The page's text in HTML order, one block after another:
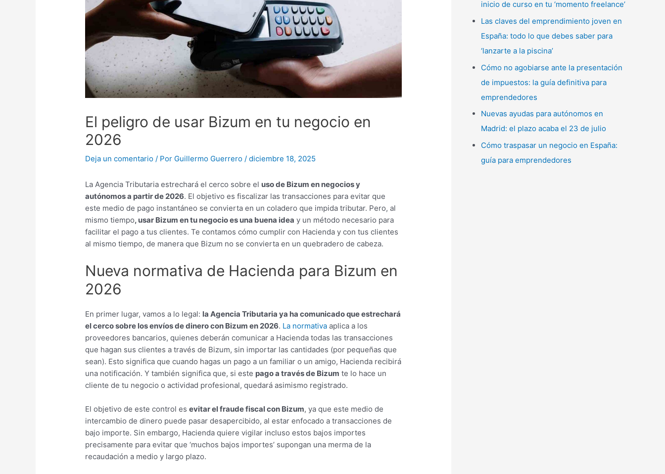
El peligro de usar Bizum en tu negocio en
2026
Deja un comentario / Por Guillermo Guerrero/diciembre 18, 2025
La Agencia Tributaria estrechará el cerco sobre el uso de Bizum en negocios y
autónomos a partir de 2026. El objetivo es fiscalizar las transacciones para evitar que
este medio de pago instantáneo se convierta en un coladero que impida tributar. Pero, al
mismo tiempo, usar Bizum en tu negocio es una buena idea y un método necesario para
facilitar el pago a tus clientes. Te contamos cómo cumplir con Hacienda y con tus clientes
al mismo tiempo, de manera que Bizum no se convierta en un quebradero de cabeza.
Nueva normativa de Hacienda para Bizum en
2026
En primer lugar, vamos a lo legal: la Agencia Tributaria ya ha comunicado que estrechará
el cerco sobre los envíos de dinero con Bizum en 2026. La normativa aplica a los
proveedores bancarios, quienes deberán comunicar a Hacienda todas las transacciones
que hagan sus clientes a través de Bizum, sin importar las cantidades (por pequeñas que
sean). Esto significa que cuando hagas un pago a un familiar o un amigo, Hacienda recibirá
una notificación. Y también significa que, si este pago a través de Bizum te lo hace un
cliente de tu negocio o actividad profesional, quedará asimismo registrado.
El objetivo de este control esevitar el fraude fiscal con Bizum, ya que este medio de
intercambio de dinero puede pasar desapercibido, al estar enfocado a transacciones de
bajo importe. Sin embargo, Hacienda quiere vigilar incluso estos bajos importes
precisamente para evitar que ‘muchos bajos importes’ supongan una merma de la
recaudación a medio y largo plazo.
o
r
inicio de curso en tu ‘momento freelance’
Las claves del emprendimiento joven en
España: todo lo que debes saber para
‘lanzarte a la piscina’
Cómo no agobiarse ante la presentación
de impuestos: la guía definitiva para
emprendedores
Nuevas ayudas para autónomos en
Madrid: el plazo acaba el 23 de julio
Cómo traspasar un negocio en España:
guía para emprendedores